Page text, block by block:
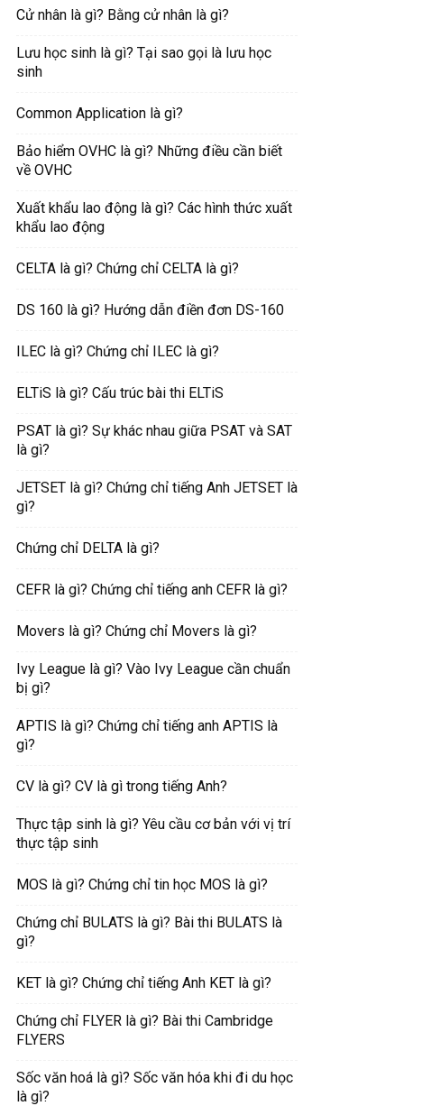
Cử nhân là gì? Bằng cử nhân là gì?
Lưu học sinh là gì? Tại sao gọi là lưu học
sinh
Common Application là gì?
Bảo hiểm OVHC là gì? Những điều cần biết
về OVHC
Xuất khẩu lao động là gì? Các hình thức xuất
khẩu lao động
CELTA là gì? Chứng chỉ CELTA là gì?
DS 160 là gì? Hướng dẫn điền đơn DS-160
ILEC là gì? Chứng chỉ ILEC là gì?
ELTiS là gì? Cấu trúc bài thi ELTiS
PSAT là gì? Sự khác nhau giữa PSAT và SAT
là gì?
JETSET là gì? Chứng chỉ tiếng Anh JETSET là
gì?
Chứng chỉ DELTA là gì?
CEFR là gì? Chứng chỉ tiếng anh CEFR là gì?
Movers là gì? Chứng chỉ Movers là gì?
Ivy League là gì? Vào Ivy League cần chuẩn
bị gì?
APTIS là gì? Chứng chỉ tiếng anh APTIS là
gì?
CV là gì? CV là gì trong tiếng Anh?
Thực tập sinh là gì? Yêu cầu cơ bản với vị trí
thực tập sinh
MOS là gì? Chứng chỉ tin học MOS là gì?
Chứng chỉ BULATS là gì? Bài thi BULATS là
gì?
KET là gì? Chứng chỉ tiếng Anh KET là gì?
Chứng chỉ FLYER là gì? Bài thi Cambridge
FLYERS
Sốc văn hoá là gì? Sốc văn hóa khi đi du học
là gì?